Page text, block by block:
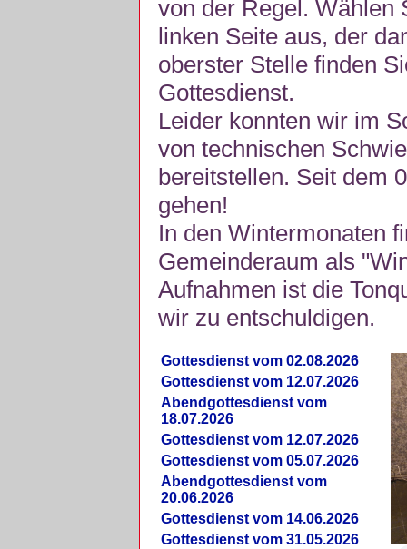
von der Regel. Wählen
linken Seite aus, der
oberster Stelle finden
Gottesdienst.
Leider konnten wir im
von technischen
bereitstellen. Seit dem
gehen!
In den Wintermonaten
Gemeinderaum als
Aufnahmen ist die
wir zu entschuldigen.
Gottesdienst vom 02.08.2026
Gottesdienst vom 12.07.2026
Abendgottesdienst vom
18.07.2026
Gottesdienst vom 12.07.2026
Gottesdienst vom 05.07.2026
Abendgottesdienst vom
20.06.2026
Gottesdienst vom 14.06.2026
Gottesdienst vom 31.05.2026